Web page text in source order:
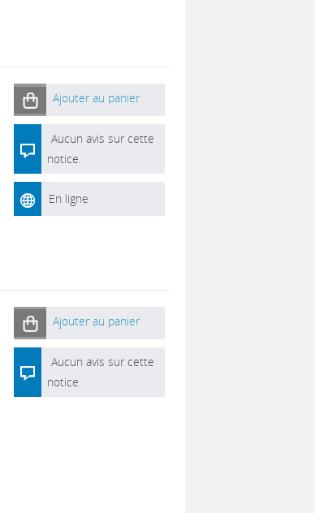
Ajouter au panier
Aucun avis sur cette
notice.
En ligne
Ajouter au panier
Aucun avis sur cette
notice.